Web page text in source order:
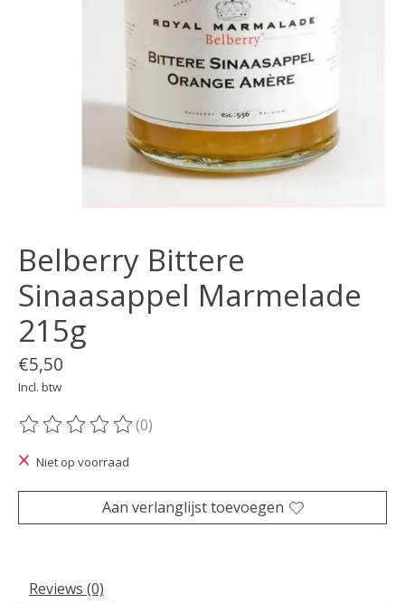
Belberry Bittere
Sinaasappel Marmelade
215g
€5,50
Incl. btw
De beoordeling van dit product is
(0)
Niet op voorraad
Aan verlanglijst toevoegen
Reviews (0)